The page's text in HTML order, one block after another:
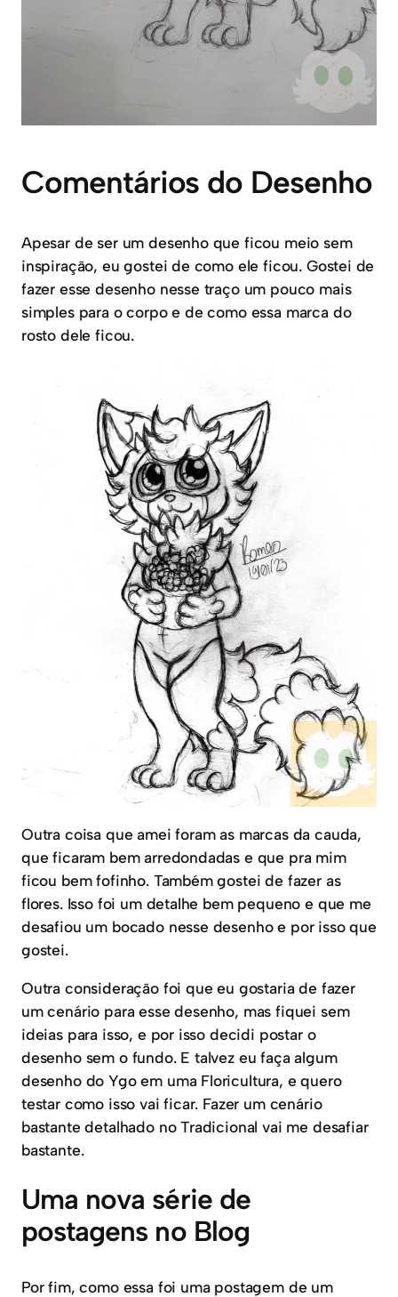
Comentários do Desenho
Apesar de ser um desenho que ficou meio sem
inspiração, eu gostei de como ele ficou. Gostei de
fazer esse desenho nesse traço um pouco mais
simples para o corpo e de como essa marca do
rosto dele ficou.
Outra coisa que amei foram as marcas da cauda,
que ficaram bem arredondadas e que pra mim
ficou bem fofinho. Também gostei de fazer as
flores. Isso foi um detalhe bem pequeno e que me
desafiou um bocado nesse desenho e por isso que
gostei.
Outra consideração foi que eu gostaria de fazer
um cenário para esse desenho, mas fiquei sem
ideias para isso, e por isso decidi postar o
desenho sem o fundo. E talvez eu faça algum
desenho do Ygo em uma Floricultura, e quero
testar como isso vai ficar. Fazer um cenário
bastante detalhado no Tradicional vai me desafiar
bastante.
Uma nova série de
postagens no Blog
Por fim, como essa foi uma postagem de um